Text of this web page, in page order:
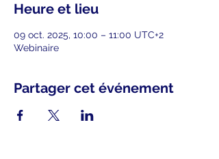
Heure et lieu
09 oct. 2025, 10:00 – 11:00 UTC+2
Webinaire
Partager cet événement